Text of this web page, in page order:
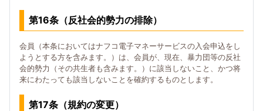
第16条（反社会的勢力の排除）
会員（本条においてはナフコ電子マネーサービスの入会申込をし
ようとする方を含みます。）は、会員が、現在、暴力団等の反社
会的勢力（その共生者も含みます。）に該当しないこと、かつ将
来にわたっても該当しないことを確約するものとします。
第17条（規約の変更）